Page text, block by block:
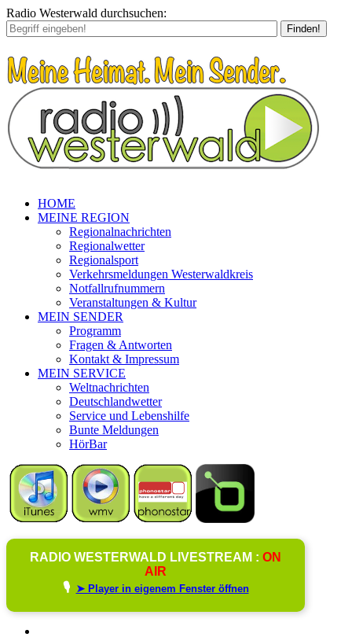
Radio Westerwald durchsuchen:
Finden!
HOME
MEINE REGION
Regionalnachrichten
Regionalwetter
Regionalsport
Verkehrsmeldungen Westerwaldkreis
Notfallrufnummern
Veranstaltungen & Kultur
MEIN SENDER
Programm
Fragen & Antworten
Kontakt & Impressum
MEIN SERVICE
Weltnachrichten
Deutschlandwetter
Service und Lebenshilfe
Bunte Meldungen
HörBar
RADIO WESTERWALD LIVESTREAM : ON
AIR
🎙️ ➤ Player in eigenem Fenster öffnen